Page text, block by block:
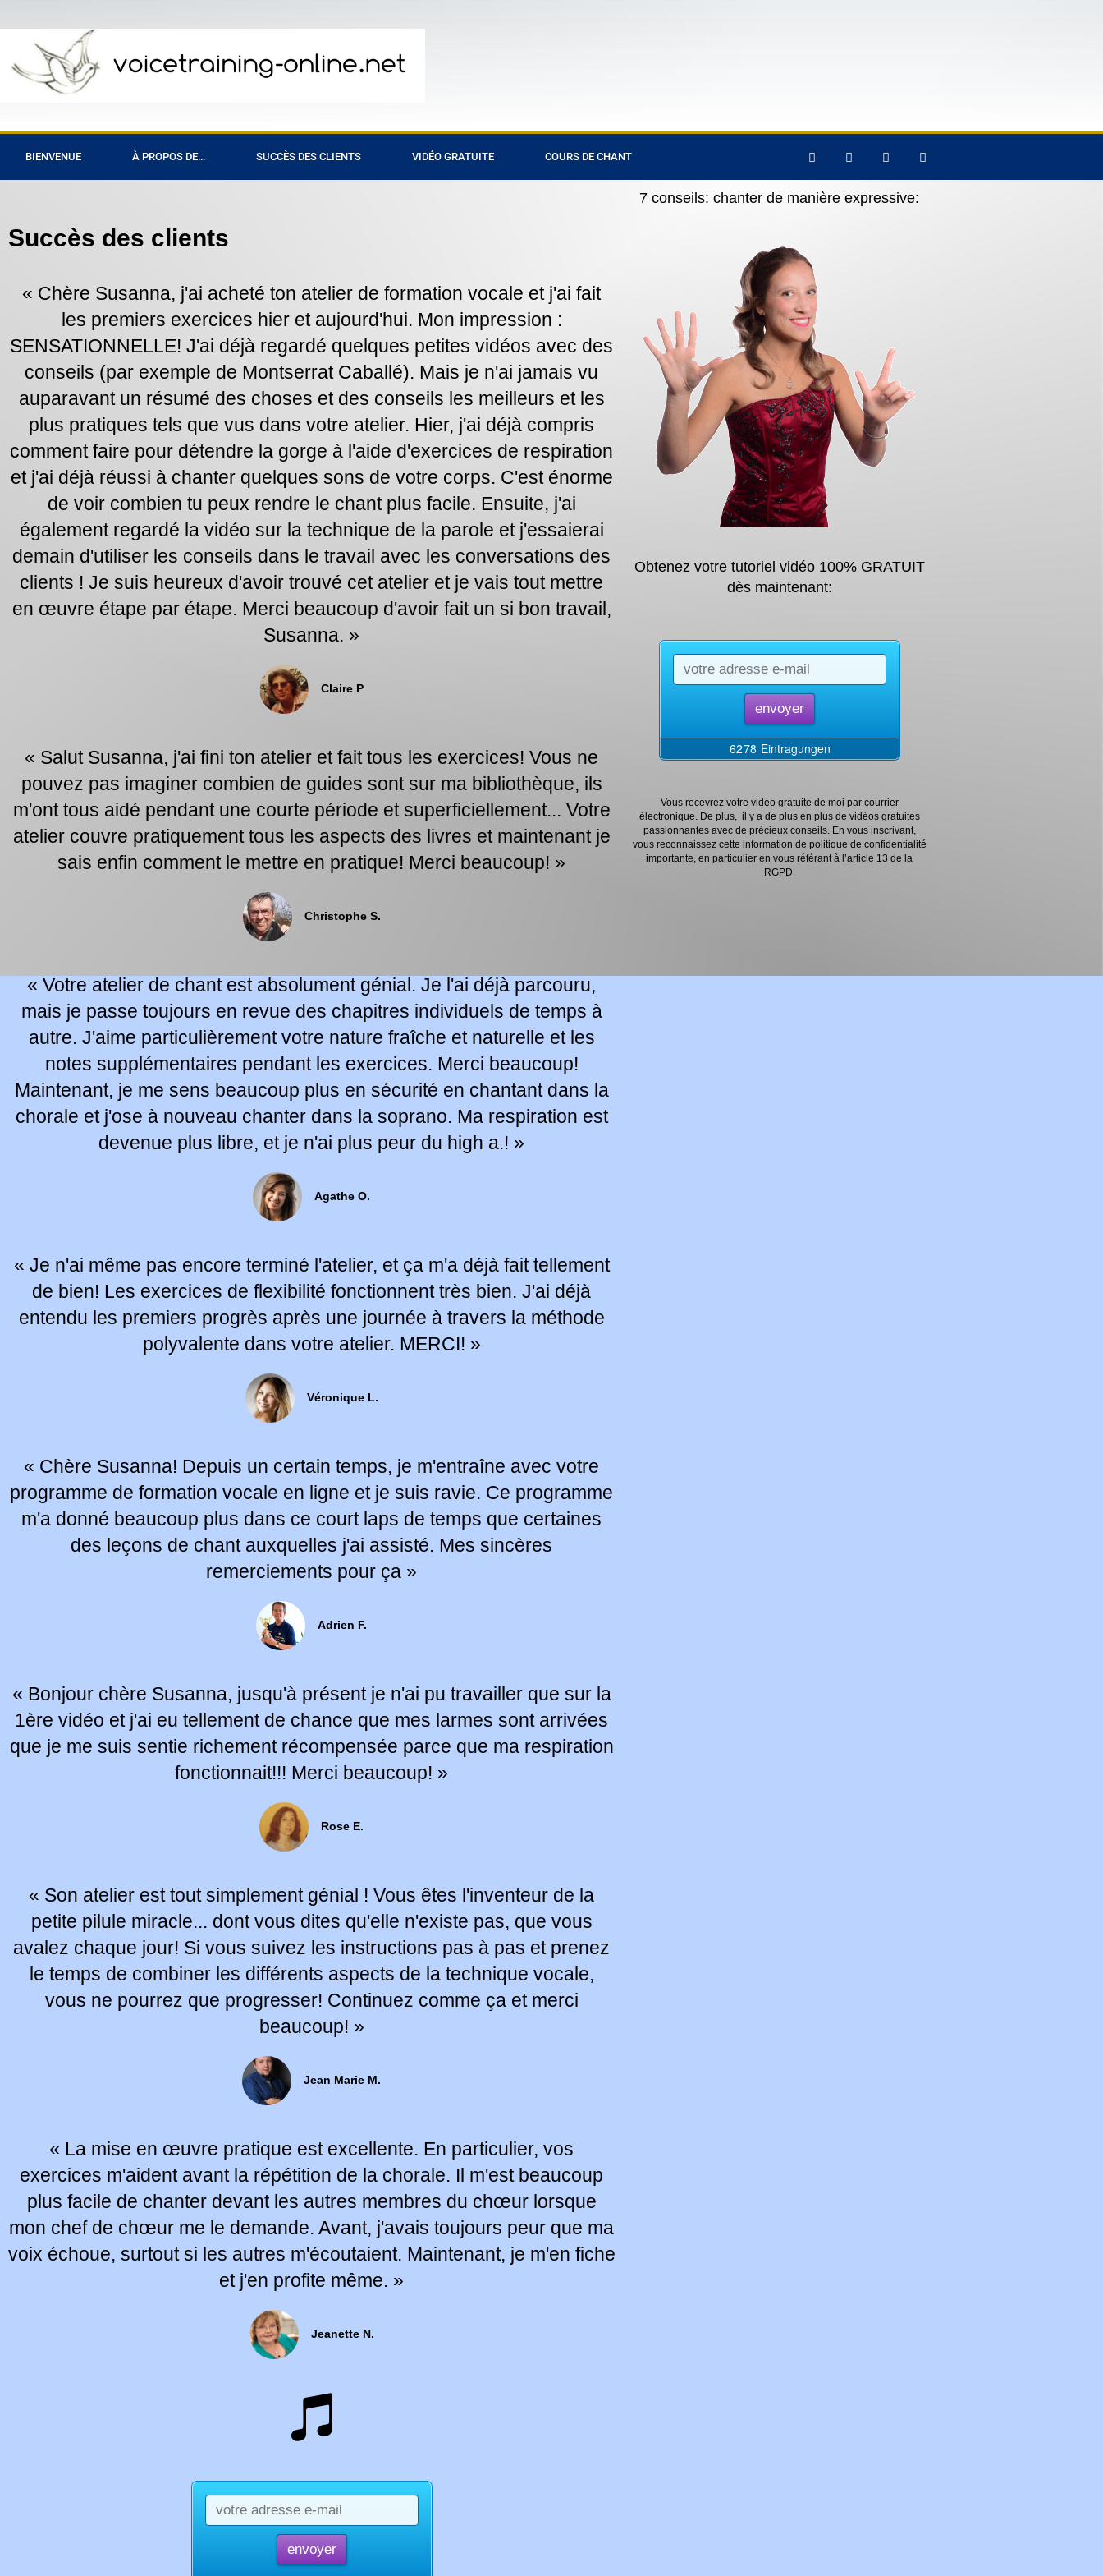
BIENVENUE À PROPOS DE… SUCCÈS DES CLIENTS VIDÉO GRATUITE COURS DE CHANT
Succès des clients
« Chère Susanna, j'ai acheté ton atelier de formation vocale et j'ai fait
les premiers exercices hier et aujourd'hui. Mon impression :
SENSATIONNELLE! J'ai déjà regardé quelques petites vidéos avec des
conseils (par exemple de Montserrat Caballé). Mais je n'ai jamais vu
auparavant un résumé des choses et des conseils les meilleurs et les
plus pratiques tels que vus dans votre atelier. Hier, j'ai déjà compris
comment faire pour détendre la gorge à l'aide d'exercices de respiration
et j'ai déjà réussi à chanter quelques sons de votre corps. C'est énorme
de voir combien tu peux rendre le chant plus facile. Ensuite, j'ai
également regardé la vidéo sur la technique de la parole et j'essaierai
demain d'utiliser les conseils dans le travail avec les conversations des
clients ! Je suis heureux d'avoir trouvé cet atelier et je vais tout mettre
en œuvre étape par étape. Merci beaucoup d'avoir fait un si bon travail,
Susanna. »
Claire P
« Salut Susanna, j'ai fini ton atelier et fait tous les exercices! Vous ne
pouvez pas imaginer combien de guides sont sur ma bibliothèque, ils
m'ont tous aidé pendant une courte période et superficiellement... Votre
atelier couvre pratiquement tous les aspects des livres et maintenant je
sais enfin comment le mettre en pratique! Merci beaucoup! »
Christophe S.
« Votre atelier de chant est absolument génial. Je l'ai déjà parcouru,
mais je passe toujours en revue des chapitres individuels de temps à
autre. J'aime particulièrement votre nature fraîche et naturelle et les
notes supplémentaires pendant les exercices. Merci beaucoup!
Maintenant, je me sens beaucoup plus en sécurité en chantant dans la
chorale et j'ose à nouveau chanter dans la soprano. Ma respiration est
devenue plus libre, et je n'ai plus peur du high a.! »
Agathe O.
« Je n'ai même pas encore terminé l'atelier, et ça m'a déjà fait tellement
de bien! Les exercices de flexibilité fonctionnent très bien. J'ai déjà
entendu les premiers progrès après une journée à travers la méthode
polyvalente dans votre atelier. MERCI! »
Véronique L.
« Chère Susanna! Depuis un certain temps, je m'entraîne avec votre
programme de formation vocale en ligne et je suis ravie. Ce programme
m'a donné beaucoup plus dans ce court laps de temps que certaines
des leçons de chant auxquelles j'ai assisté. Mes sincères
remerciements pour ça »
Adrien F.
« Bonjour chère Susanna, jusqu'à présent je n'ai pu travailler que sur la
1ère vidéo et j'ai eu tellement de chance que mes larmes sont arrivées
que je me suis sentie richement récompensée parce que ma respiration
fonctionnait!!! Merci beaucoup! »
Rose E.
« Son atelier est tout simplement génial ! Vous êtes l'inventeur de la
petite pilule miracle... dont vous dites qu'elle n'existe pas, que vous
avalez chaque jour! Si vous suivez les instructions pas à pas et prenez
le temps de combiner les différents aspects de la technique vocale,
vous ne pourrez que progresser! Continuez comme ça et merci
beaucoup! »
Jean Marie M.
« La mise en œuvre pratique est excellente. En particulier, vos
exercices m'aident avant la répétition de la chorale. Il m'est beaucoup
plus facile de chanter devant les autres membres du chœur lorsque
mon chef de chœur me le demande. Avant, j'avais toujours peur que ma
voix échoue, surtout si les autres m'écoutaient. Maintenant, je m'en fiche
et j'en profite même. »
Jeanette N.
7 conseils: chanter de manière expressive:
Obtenez votre tutoriel vidéo 100% GRATUIT
dès maintenant:
Vous recevrez votre vidéo gratuite de moi par courrier
électronique. De plus, il y a de plus en plus de vidéos gratuites
passionnantes avec de précieux conseils. En vous inscrivant,
vous reconnaissez cette information de politique de confidentialité
importante, en particulier en vous référant à l’article 13 de la
RGPD.